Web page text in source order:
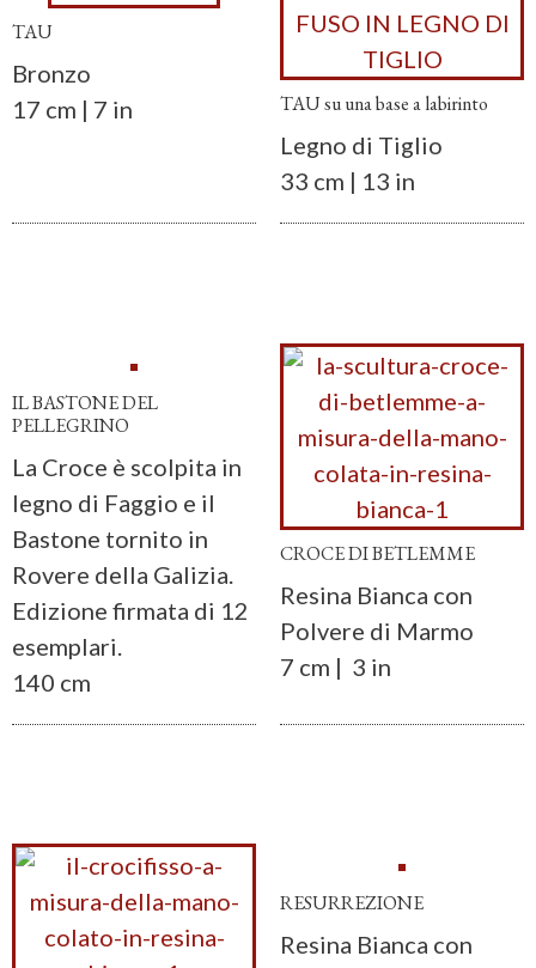
TAU
Bronzo
17 cm | 7 in
TAU su una base a labirinto
Legno di Tiglio
33 cm | 13 in
IL BASTONE DEL
PELLEGRINO
La Croce è scolpita in
legno di Faggio e il
Bastone tornito in
Rovere della Galizia.
Edizione firmata di 12
esemplari.
140 cm
CROCE DI BETLEMME
Resina Bianca con
Polvere di Marmo
7 cm | 3 in
RESURREZIONE
Resina Bianca con